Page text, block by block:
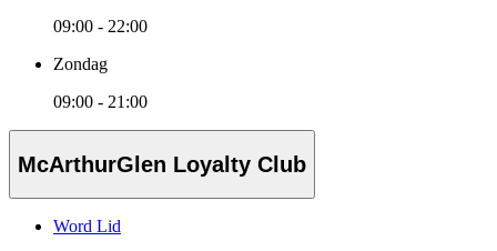
09:00 - 22:00
Zondag
09:00 - 21:00
McArthurGlen Loyalty Club
Word Lid